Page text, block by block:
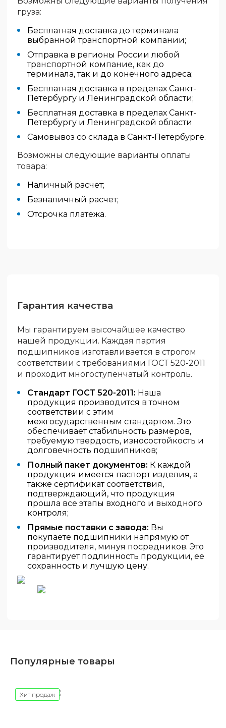
груза:
Бесплатная доставка до терминала
выбранной транспортной компании;
Отправка в регионы России любой
транспортной компание, как до
терминала, так и до конечного адреса;
Бесплатная доставка в пределах Санкт-
Петербургу и Ленинградской области;
Бесплатная доставка в пределах Санкт-
Петербургу и Ленинградской области
Самовывоз со склада в Санкт-Петербурге.
Возможны следующие варианты оплаты
товара:
Наличный расчет;
Безналичный расчет;
Отсрочка платежа.
Гарантия качества
Мы гарантируем высочайшее качество
нашей продукции. Каждая партия
подшипников изготавливается в строгом
соответствии с требованиями ГОСТ 520-2011
и проходит многоступенчатый контроль.
Стандарт ГОСТ 520-2011: Наша
продукция производится в точном
соответствии с этим
межгосударственным стандартом. Это
обеспечивает стабильность размеров,
требуемую твердость, износостойкость и
долговечность подшипников;
Полный пакет документов: К каждой
продукция имеется паспорт изделия, а
также сертификат соответствия,
подтверждающий, что продукция
прошла все этапы входного и выходного
контроля;
Прямые поставки с завода: Вы
покупаете подшипники напрямую от
производителя, минуя посредников. Это
гарантирует подлинность продукции, ее
сохранность и лучшую цену.
Популярные товары
Хит продаж